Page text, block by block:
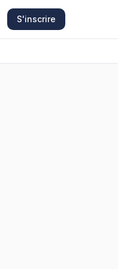
S'inscrire